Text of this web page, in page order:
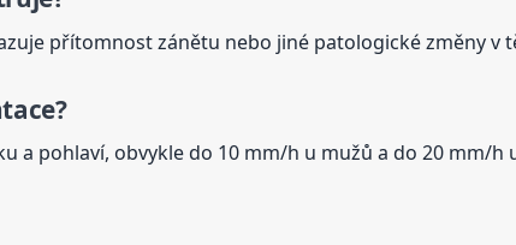
přítomnost zánětu nebo jiné patologické změny v
?
a pohlaví, obvykle do 10 mm/h u mužů a do 20 mm/h